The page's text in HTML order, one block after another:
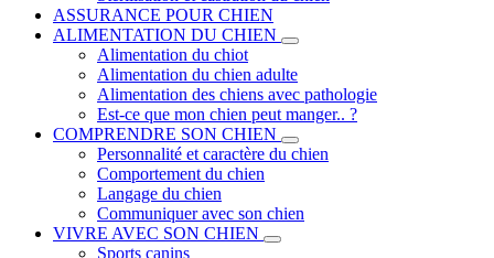
ASSURANCE POUR CHIEN
ALIMENTATION DU CHIEN
Alimentation du chiot
Alimentation du chien adulte
Alimentation des chiens avec pathologie
Est-ce que mon chien peut manger.. ?
COMPRENDRE SON CHIEN
Personnalité et caractère du chien
Comportement du chien
Langage du chien
Communiquer avec son chien
VIVRE AVEC SON CHIEN
Sports canins